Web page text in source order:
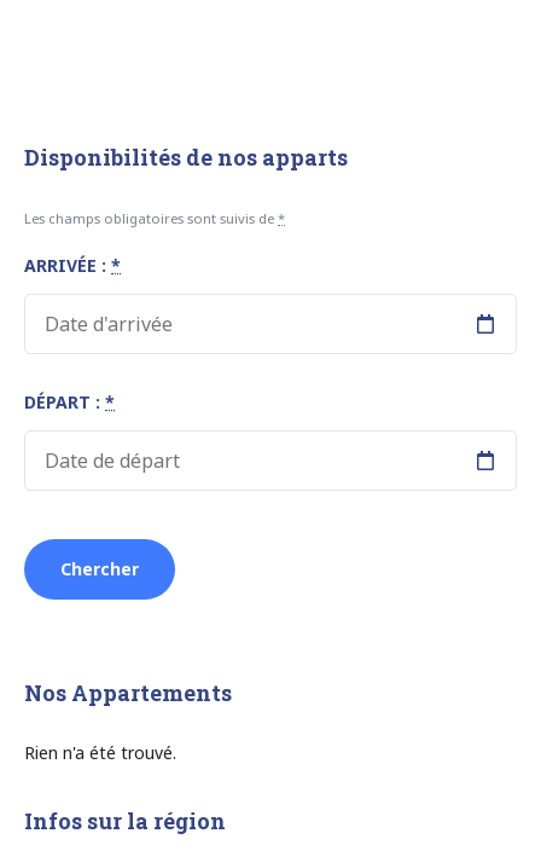
Disponibilités de nos apparts
Les champs obligatoires sont suivis de *
ARRIVÉE : *
DÉPART : *
Nos Appartements
Rien n'a été trouvé.
Infos sur la région